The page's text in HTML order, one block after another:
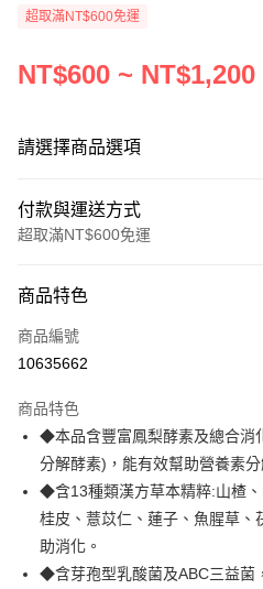
超取滿NT$600免運
NT$600 ~ NT$1,200
請選擇商品選項
付款與運送方式
超取滿NT$600免運
信用卡一次付款
超商取貨付款
Apple Pay
街口支付
悠遊付
Google Pay
商品特色
商品編號
10635662
商品特色
◆本品含豐富鳳梨酵素及總合消
分解酵素)，能有效幫助營養素分
◆含13種類漢方草本精粹:山楂、
桂皮、薏苡仁、蓮子、魚腥草、
助消化。
◆含芽孢型乳酸菌及ABC三益菌